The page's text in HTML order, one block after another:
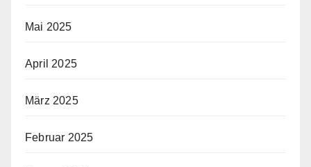
Mai 2025
April 2025
März 2025
Februar 2025